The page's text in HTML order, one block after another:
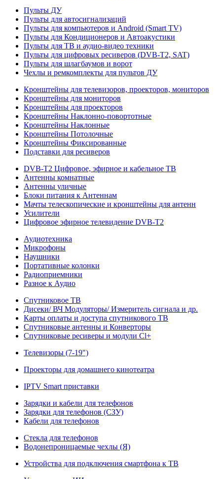
Пульты ДУ
Пульты для автосигнализаций
Пульты для компьютеров и Android (Smart TV)
Пульты для Кондиционеров и Автоакустики
Пульты для ТВ и аудио-видео техники
Пульты для цифровых ресиверов (DVB-T2, SAT)
Пульты для шлагбаумов и ворот
Чехлы и ремкомплекты для пультов ДУ
Кронштейны для телевизоров, проекторов, мониторов
Кронштейны для мониторов
Кронштейны для проекторов
Кронштейны Наклонно-повортотные
Кронштейны Наклонные
Кронштейны Потолочные
Кронштейны Фиксированные
Подставки для ресиверов
DVB-T2 Цифровое, эфирное и кабельное ТВ
Антенны комнатные
Антенны уличные
Блоки питания к Антеннам
Мачты телескопические и кронштейны для антенн
Усилители
Цифровое эфирное телевидение DVB-Т2
Аудиотехника
Микрофоны
Наушники
Портативные колонки
Радиоприемники
Разное к Аудио
Спутниковое ТВ
Дисеки/ ВЧ Модуляторы/ Измеритель сигнала и др.
Карты оплаты и доступа спутникового ТВ
Спутниковые антенны и Конверторы
Спутниковые ресиверы и модули Cl+
Телевизоры (7-19")
Проекторы для домашнего кинотеатра
IPTV Smart приставки
Зарядки и кабели для телефонов
Зарядки для телефонов (СЗУ)
Кабели для телефонов
Стекла для телефонов
Водонепроницаемые чехлы (Я)
Устройства для подключения смартфона к ТВ